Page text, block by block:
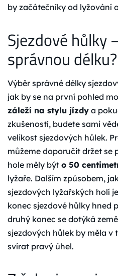
by začátečníky od lyžování
Sjezdové hůlky
správnou délku?
Výběr správné délky
jak by se na první pohled
záleží na stylu jízdy a
zkušeností, budete sami
velikost sjezdových hůlek.
můžeme doporučit držet se
hole měly být o 50
lyžaře. Dalším způsobem,
sjezdových lyžařských holí
konec sjezdové hůlky hned
druhý konec se dotýká
sjezdových hůlek by měla v
svírat pravý úhel.